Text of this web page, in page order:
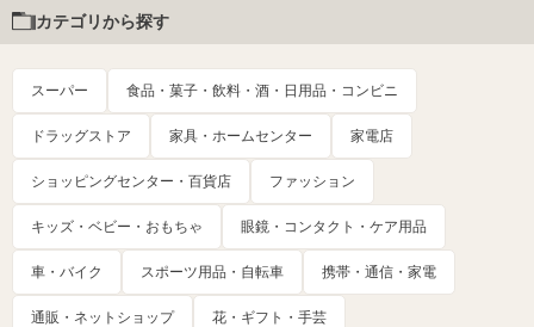
カテゴリから探す
スーパー 食品・菓子・飲料・酒・日用品・コンビニ
ドラッグストア 家具・ホームセンター 家電店
ショッピングセンター・百貨店 ファッション
キッズ・ベビー・おもちゃ 眼鏡・コンタクト・ケア用品
車・バイク スポーツ用品・自転車 携帯・通信・家電
通販・ネットショップ 花・ギフト・手芸